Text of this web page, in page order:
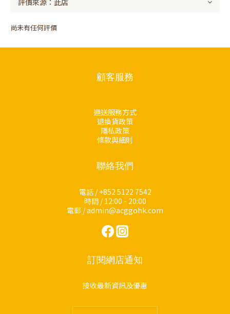
尚未有任何評價
顧客服務
運送服務方式
退換貨政策
隱私政策
條款與細則
聯絡我們
電話 / +852 5122 7542
時間 / 12:00 - 20:00
電郵 / admin@acggohk.com
訂閱網店通知
接收最新資訊及優惠